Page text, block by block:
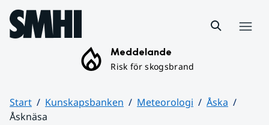
Hoppa till sidans innehåll
Meddelande
Risk för skogsbrand
Start Kunskapsbanken Meteorologi
Åska
Åsknäsa